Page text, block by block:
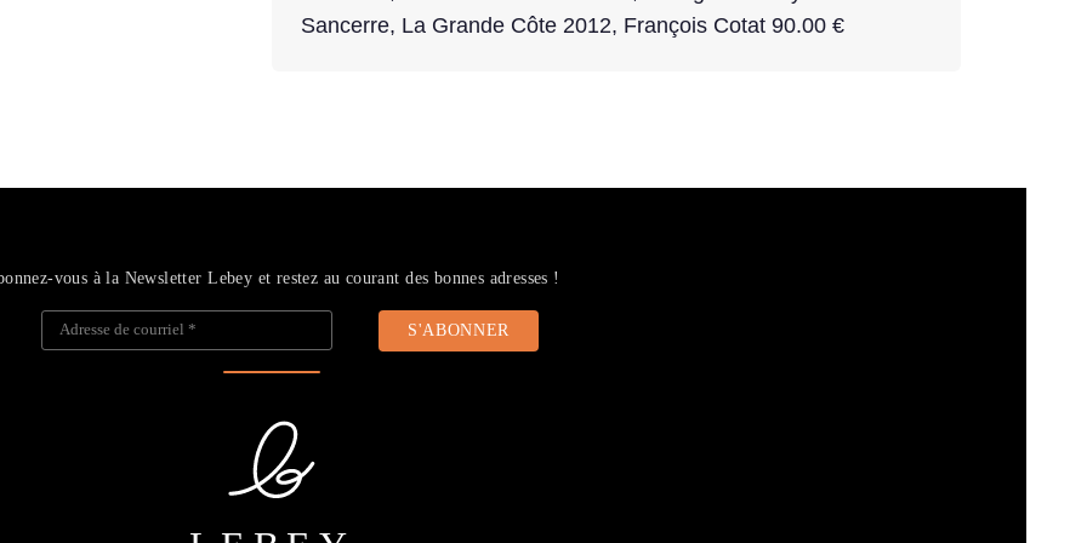
Sancerre, La Grande Côte 2012, François Cotat 90.00 €
vous à la Newsletter Lebey et restez au courant des bonnes adresses !
Adresse de courriel*